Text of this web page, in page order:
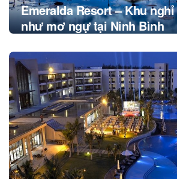
Emeralda Resort – Khu
như mơ ngự tại Ninh Bình